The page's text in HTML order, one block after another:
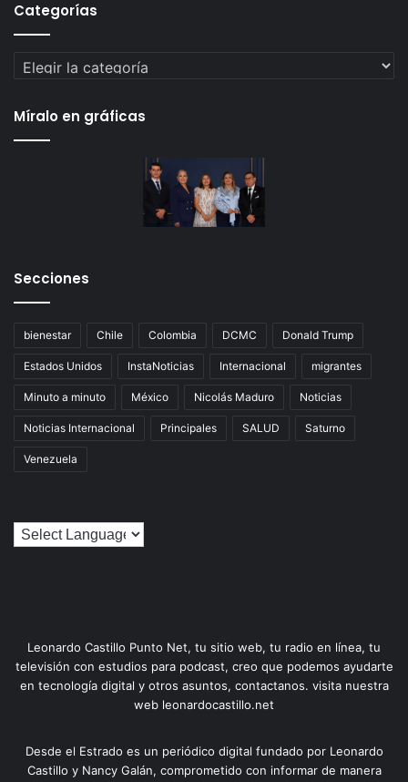
Categorías
Categorías
Míralo en gráficas
Secciones
bienestar Chile Colombia DCMC Donald Trump
Estados Unidos InstaNoticias Internacional migrantes
Minuto a minuto México Nicolás Maduro Noticias
Noticias Internacional Principales SALUD Saturno
Venezuela
Leonardo Castillo Punto Net, tu sitio web, tu radio en línea, tu
televisión con estudios para podcast, creo que podemos ayudarte
en tecnología digital y otros asuntos, contactanos. visita nuestra
web leonardocastillo.net
Desde el Estrado es un periódico digital fundado por Leonardo
Castillo y Nancy Galán, comprometido con informar de manera